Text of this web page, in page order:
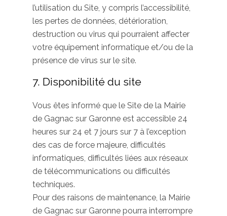
l’utilisation du Site, y compris l’accessibilité,
les pertes de données, détérioration,
destruction ou virus qui pourraient affecter
votre équipement informatique et/ou de la
présence de virus sur le site.
7. Disponibilité du site
Vous êtes informé que le Site de la Mairie
de Gagnac sur Garonne est accessible 24
heures sur 24 et 7 jours sur 7 à l’exception
des cas de force majeure, difficultés
informatiques, difficultés liées aux réseaux
de télécommunications ou difficultés
techniques.
Pour des raisons de maintenance, la Mairie
de Gagnac sur Garonne pourra interrompre